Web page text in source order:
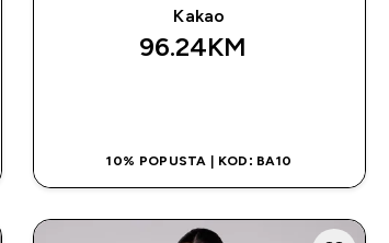
Kakao
96.24KM‎
10% POPUSTA | KOD: BA10